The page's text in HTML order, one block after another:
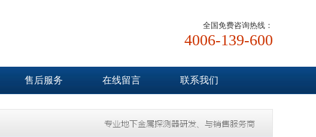
全国免费咨询热线：
4006-139-600
售后服务 在线留言 联系我们